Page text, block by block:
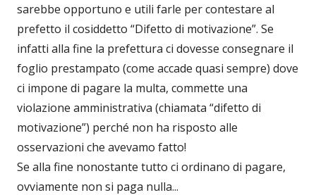
sarebbe opportuno e utili farle per contestare al
prefetto il cosiddetto “Difetto di motivazione”. Se
infatti alla fine la prefettura ci dovesse consegnare il
foglio prestampato (come accade quasi sempre) dove
ci impone di pagare la multa, commette una
violazione amministrativa (chiamata “difetto di
motivazione”) perché non ha risposto alle
osservazioni che avevamo fatto!
Se alla fine nonostante tutto ci ordinano di pagare,
ovviamente non si paga nulla...